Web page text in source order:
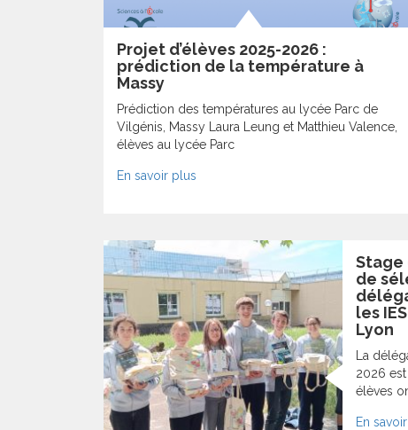
Projet d’élèves 2025-2026 :
prédiction de la température à
Massy
Prédiction des températures au lycée Parc de
Vilgénis, Massy Laura Leung et Matthieu Valence,
élèves au lycée Parc
En savoir plus
de
les
Lyon
La
2026
élèves
En